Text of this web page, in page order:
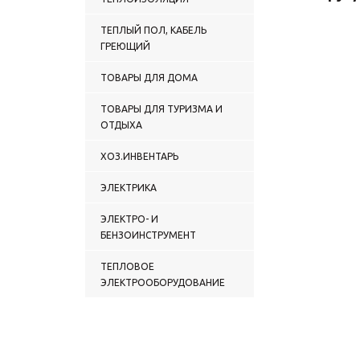
ТЕПЛЫЙ ПОЛ, КАБЕЛЬ
ГРЕЮЩИЙ
ТОВАРЫ ДЛЯ ДОМА
ТОВАРЫ ДЛЯ ТУРИЗМА И
ОТДЫХА
ХОЗ.ИНВЕНТАРЬ
ЭЛЕКТРИКА
ЭЛЕКТРО- И
БЕНЗОИНСТРУМЕНТ
ТЕПЛОВОЕ
ЭЛЕКТРООБОРУДОВАНИЕ